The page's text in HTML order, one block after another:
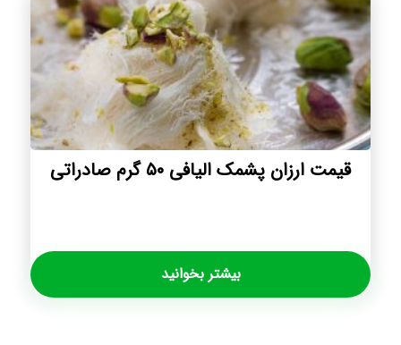
قیمت ارزان پشمک الیافی ۵۰ گرم صادراتی
بیشتر بخوانید